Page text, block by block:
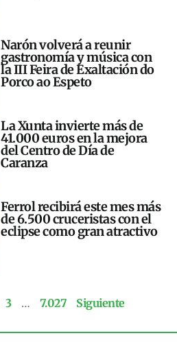
Narón volverá a reunir
gastronomía y música con
la III Feira de Exaltación do
Porco ao Espeto
La Xunta invierte más de
41.000 euros en la mejora
del Centro de Día de
Caranza
Ferrol recibirá este mes más
de 6.500 cruceristas con el
eclipse como gran atractivo
3 … 7.027 Siguiente